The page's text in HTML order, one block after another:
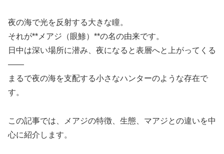
夜の海で光を反射する大きな瞳。
それが**メアジ（眼鯵）**の名の由来です。
日中は深い場所に潜み、夜になると表層へと上がってくる
――
まるで夜の海を支配する小さなハンターのような存在で
す。
この記事では、メアジの特徴、生態、マアジとの違いを中
心に紹介します。